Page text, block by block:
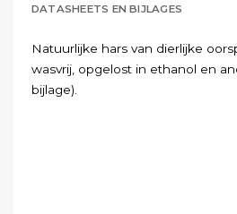
DATASHEETS EN BIJLAGES
Natuurlijke hars van dierlijke
wasvrij, opgelost in ethanol en
bijlage).